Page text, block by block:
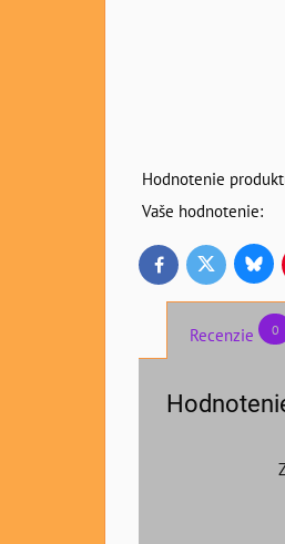
Hodnotenie
Vaše hodnotenie:
FacebookTwitter
Recenzie 0